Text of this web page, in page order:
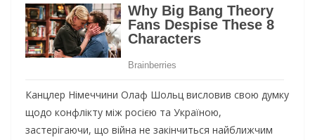
Канцлер Німеччини Олаф Шольц висловив свою думку
щодо конфлікту між росією та Україною,
застерігаючи, що війна не закінчиться найближчим